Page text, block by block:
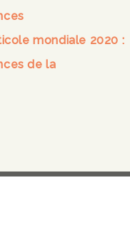
mondiale 2020 :
de la